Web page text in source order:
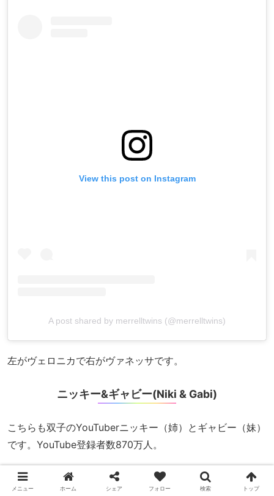
View this post on Instagram
A post shared by merrelltwins (@merrelltwins)
左がヴェロニカで右がヴァネッサです。
ニッキー&ギャビー(Niki & Gabi)
こちらも双子のYouTuberニッキー（姉）とギャビー（妹）
です。YouTube登録者数870万人。
Opposite Twin Luxury Haul
メニュー ホーム シェア フォロー 検索 トップ